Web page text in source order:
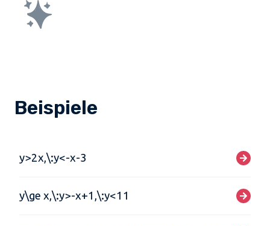
Beispiele
y>2x,\:y<-x-3
y\ge x,\:y>-x+1,\:y<11